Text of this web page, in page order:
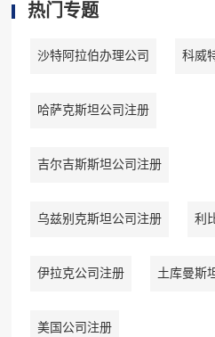
热门专题
沙特阿拉伯办理公司 科威
哈萨克斯坦公司注册
吉尔吉斯斯坦公司注册
乌兹别克斯坦公司注册 利
伊拉克公司注册 土库曼斯
美国公司注册